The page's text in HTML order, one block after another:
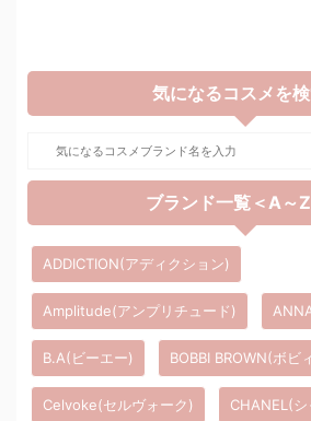
気になるコスメを
ブランド一覧＜A～
ADDICTION(アディクション)
Amplitude(アンプリチュード)
B.A(ビーエー) BOBBI BROWN(ボビ
Celvoke(セルヴォーク) CHANEL(シ